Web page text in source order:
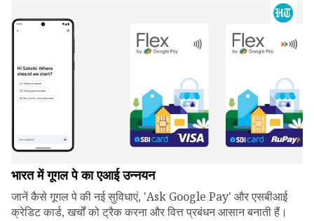
भारत में गूगल पे का एआई उन्नयन
जानें कैसे गूगल पे की नई सुविधाएं, 'Ask Google Pay' और एसबीआई
क्रेडिट कार्ड, खर्चों को ट्रैक करना और वित्त प्रबंधन आसान बनाती हैं।